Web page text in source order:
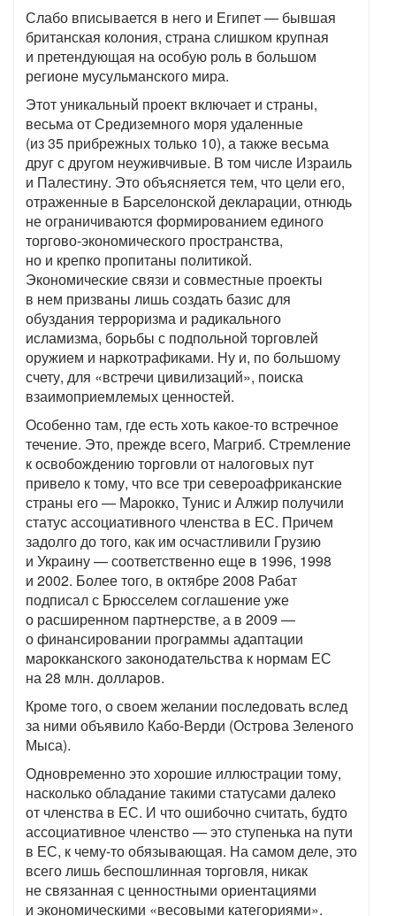
Слабо вписывается в него и Египет — бывшая
британская колония, страна слишком крупная
и претендующая на особую роль в большом
регионе мусульманского мира.
Этот уникальный проект включает и страны,
весьма от Средиземного моря удаленные
(из 35 прибрежных только 10), а также весьма
друг с другом неуживчивые. В том числе Израиль
и Палестину. Это объясняется тем, что цели его,
отраженные в Барселонской декларации, отнюдь
не ограничиваются формированием единого
торгово-экономического пространства,
но и крепко пропитаны политикой.
Экономические связи и совместные проекты
в нем призваны лишь создать базис для
обуздания терроризма и радикального
исламизма, борьбы с подпольной торговлей
оружием и наркотрафиками. Ну и, по большому
счету, для «встречи цивилизаций», поиска
взаимоприемлемых ценностей.
Особенно там, где есть хоть какое-то встречное
течение. Это, прежде всего, Магриб. Стремление
к освобождению торговли от налоговых пут
привело к тому, что все три североафриканские
страны его — Марокко, Тунис и Алжир получили
статус ассоциативного членства в ЕС. Причем
задолго до того, как им осчастливили Грузию
и Украину — соответственно еще в 1996, 1998
и 2002. Более того, в октябре 2008 Рабат
подписал с Брюсселем соглашение уже
о расширенном партнерстве, а в 2009 —
о финансировании программы адаптации
марокканского законодательства к нормам ЕС
на 28 млн. долларов.
Кроме того, о своем желании последовать вслед
за ними объявило Кабо-Верди (Острова Зеленого
Мыса).
Одновременно это хорошие иллюстрации тому,
насколько обладание такими статусами далеко
от членства в ЕС. И что ошибочно считать, будто
ассоциативное членство — это ступенька на пути
в ЕС, к чему-то обязывающая. На самом деле, это
всего лишь беспошлинная торговля, никак
не связанная с ценностными ориентациями
и экономическими «весовыми категориями».